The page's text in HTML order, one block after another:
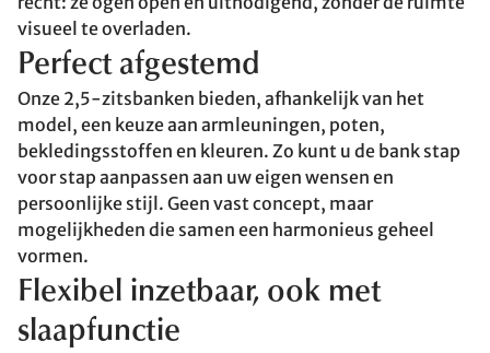
visueel te overladen.
Perfect afgestemd
Onze 2,5-zitsbanken bieden, afhankelijk van het
model, een keuze aan armleuningen, poten,
bekledingsstoffen en kleuren. Zo kunt u de bank stap
voor stap aanpassen aan uw eigen wensen en
persoonlijke stijl. Geen vast concept, maar
mogelijkheden die samen een harmonieus geheel
vormen.
Flexibel inzetbaar, ook met
slaapfunctie